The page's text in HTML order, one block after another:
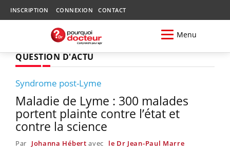
INSCRIPTION CONNEXION CONTACT
Menu
QUESTION D'ACTU
Syndrome post-Lyme
Maladie de Lyme : 300 malades
portent plainte contre l’état et
contre la science
Par Johanna Hébert avec le Dr Jean-Paul Marre